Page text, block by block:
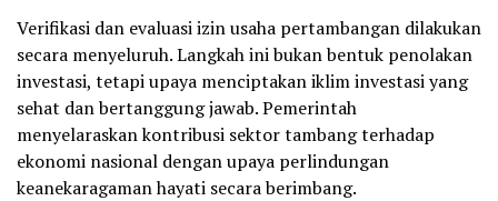
Verifikasi dan evaluasi izin usaha pertambangan dilakukan
secara menyeluruh. Langkah ini bukan bentuk penolakan
investasi, tetapi upaya menciptakan iklim investasi yang
sehat dan bertanggung jawab. Pemerintah
menyelaraskan kontribusi sektor tambang terhadap
ekonomi nasional dengan upaya perlindungan
keanekaragaman hayati secara berimbang.